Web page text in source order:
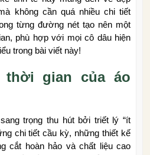
không cần quá nhiều chi tiết
từng đường nét tạo nên một
phù hợp với mọi cô dâu hiện
trong bài viết này!
gian của áo
trọng thu hút bởi triết lý “ít
chi tiết cầu kỳ, những thiết kế
cắt hoàn hảo và chất liệu cao